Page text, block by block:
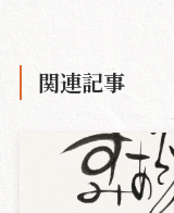
関連記事